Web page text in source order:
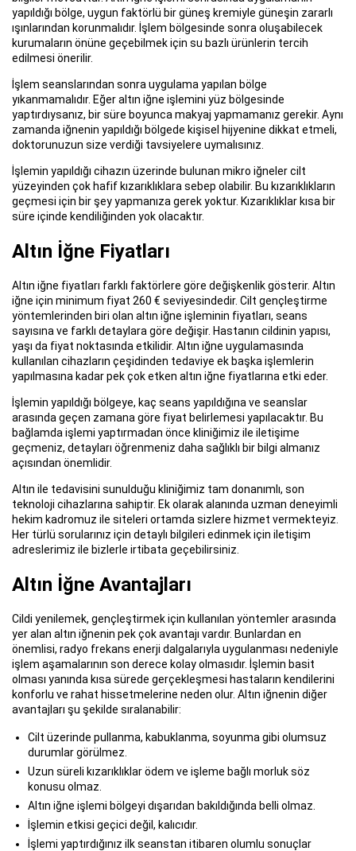
yapıldığı bölge, uygun faktörlü bir güneş kremiyle güneşin zararlı
ışınlarından korunmalıdır. İşlem bölgesinde sonra oluşabilecek
kurumaların önüne geçebilmek için su bazlı ürünlerin tercih
edilmesi önerilir.
İşlem seanslarından sonra uygulama yapılan bölge
yıkanmamalıdır. Eğer altın iğne işlemini yüz bölgesinde
yaptırdıysanız, bir süre boyunca makyaj yapmamanız gerekir. Aynı
zamanda iğnenin yapıldığı bölgede kişisel hijyenine dikkat etmeli,
doktorunuzun size verdiği tavsiyelere uymalısınız.
İşlemin yapıldığı cihazın üzerinde bulunan mikro iğneler cilt
yüzeyinden çok hafif kızarıklıklara sebep olabilir. Bu kızarıklıkların
geçmesi için bir şey yapmanıza gerek yoktur. Kızarıklıklar kısa bir
süre içinde kendiliğinden yok olacaktır.
Altın İğne Fiyatları
Altın iğne fiyatları farklı faktörlere göre değişkenlik gösterir. Altın
iğne için minimum fiyat 260 € seviyesindedir. Cilt gençleştirme
yöntemlerinden biri olan altın iğne işleminin fiyatları, seans
sayısına ve farklı detaylara göre değişir. Hastanın cildinin yapısı,
yaşı da fiyat noktasında etkilidir. Altın iğne uygulamasında
kullanılan cihazların çeşidinden tedaviye ek başka işlemlerin
yapılmasına kadar pek çok etken altın iğne fiyatlarına etki eder.
İşlemin yapıldığı bölgeye, kaç seans yapıldığına ve seanslar
arasında geçen zamana göre fiyat belirlemesi yapılacaktır. Bu
bağlamda işlemi yaptırmadan önce kliniğimiz ile iletişime
geçmeniz, detayları öğrenmeniz daha sağlıklı bir bilgi almanız
açısından önemlidir.
Altın ile tedavisini sunulduğu kliniğimiz tam donanımlı, son
teknoloji cihazlarına sahiptir. Ek olarak alanında uzman deneyimli
hekim kadromuz ile siteleri ortamda sizlere hizmet vermekteyiz.
Her türlü sorularınız için detaylı bilgileri edinmek için iletişim
adreslerimiz ile bizlerle irtibata geçebilirsiniz.
Altın İğne Avantajları
Cildi yenilemek, gençleştirmek için kullanılan yöntemler arasında
yer alan altın iğnenin pek çok avantajı vardır. Bunlardan en
önemlisi, radyo frekans enerji dalgalarıyla uygulanması nedeniyle
işlem aşamalarının son derece kolay olmasıdır. İşlemin basit
olması yanında kısa sürede gerçekleşmesi hastaların kendilerini
konforlu ve rahat hissetmelerine neden olur. Altın iğnenin diğer
avantajları şu şekilde sıralanabilir:
Cilt üzerinde pullanma, kabuklanma, soyunma gibi olumsuz
durumlar görülmez.
Uzun süreli kızarıklıklar ödem ve işleme bağlı morluk söz
konusu olmaz.
Altın iğne işlemi bölgeyi dışarıdan bakıldığında belli olmaz.
İşlemin etkisi geçici değil, kalıcıdır.
İşlemi yaptırdığınız ilk seanstan itibaren olumlu sonuçlar